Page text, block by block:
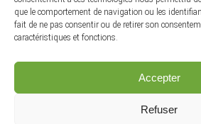
que le comportement de navigation ou les
fait de ne pas consentir ou de retirer son
caractéristiques et fonctions.
Accepter
Refuser
©2024 BIODATA Devices – Conception
Softic|Grupo